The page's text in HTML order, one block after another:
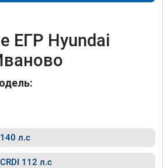
ЕГР Hyundai
л.с
112 л.с